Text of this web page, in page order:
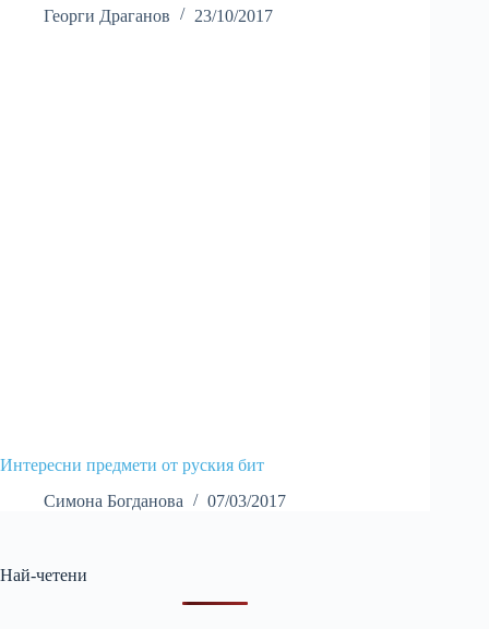
Георги Драганов
23/10/2017
Интересни предмети от руския бит
Симона Богданова
07/03/2017
Най-четени